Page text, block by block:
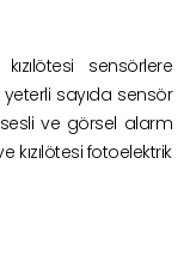
sensörlere
yeterli sayıda sensör
ve görsel alarm
kızılötesi fotoelektrik